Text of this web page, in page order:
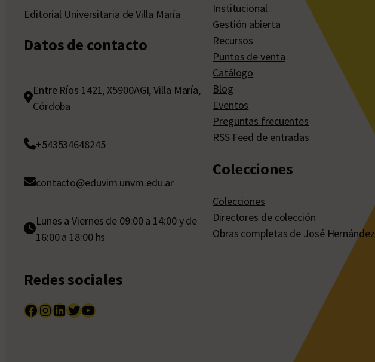
Editorial Universitaria de Villa María
Datos de contacto
Entre Ríos 1421, X5900AGI, Villa María,
Córdoba
+543534648245
contacto@eduvim.unvm.edu.ar
Lunes a Viernes de 09:00 a 14:00 y de
16:00 a 18:00 hs
Redes sociales
Facebook InstagramLinkedIn Twitter YouTube
Institucional
Gestión abierta
Recursos
Puntos de venta
Catálogo
Blog
Eventos
Preguntas frecuentes
RSS Feed de entradas
Colecciones
Colecciones
Directores de colección
Obras completas de José Hernández